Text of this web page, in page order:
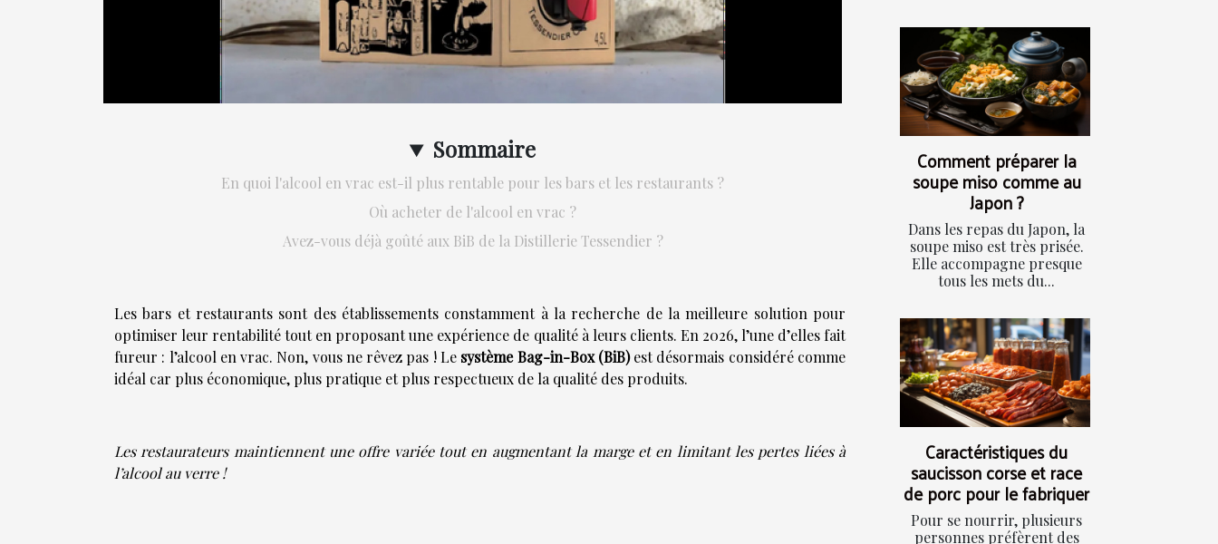
Sommaire
En quoi l'alcool en vrac est-il plus rentable pour les bars et les restaurants ?
Où acheter de l'alcool en vrac ?
Avez-vous déjà goûté aux BiB de la Distillerie Tessendier ?
Les bars et restaurants sont des établissements constamment à la recherche de la meilleure solution pour
optimiser leur rentabilité tout en proposant une expérience de qualité à leurs clients. En 2026, l’une d’elles fait
fureur : l’alcool en vrac. Non, vous ne rêvez pas ! Le système Bag-in-Box (BiB)est désormais considéré comme
idéal car plus économique, plus pratique et plus respectueux de la qualité des produits.
Les restaurateurs maintiennent une offre variée tout en augmentant la marge et en limitant les pertes liées à
l’alcool au verre !
Comment préparer la
soupe miso comme au
Japon ?
Dans les repas du Japon, la
soupe miso est très prisée.
Elle accompagne presque
tous les mets du...
Caractéristiques du
saucisson corse et race
de porc pour le fabriquer
Pour se nourrir, plusieurs
personnes préfèrent des